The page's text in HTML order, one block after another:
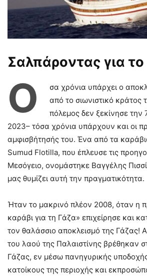
Σαλπάροντας για το
Ό
σα χρόνια υπάρχει ο
από το σιωνιστικό κράτος
πόλεμος δεν ξεκίνησε την
2023– τόσα χρόνια υπάρχουν και οι
αμφισβήτησής του. Ένα από τα
Sumud Flotilla, που έπλευσε τις
Μεσόγειο, ονομάστηκε Βαγγέλης
μας θυμίζει αυτή την πραγματικότητα.
Ήταν το μακρινό πλέον 2008, όταν η
καράβι για τη Γάζα» επιχείρησε και
τον θαλάσσιο αποκλεισμό της Γάζας!
του λαού της Παλαιστίνης βρέθηκαν
Γάζας, εν μέσω πανηγυρικής
κατοίκους της περιοχής και